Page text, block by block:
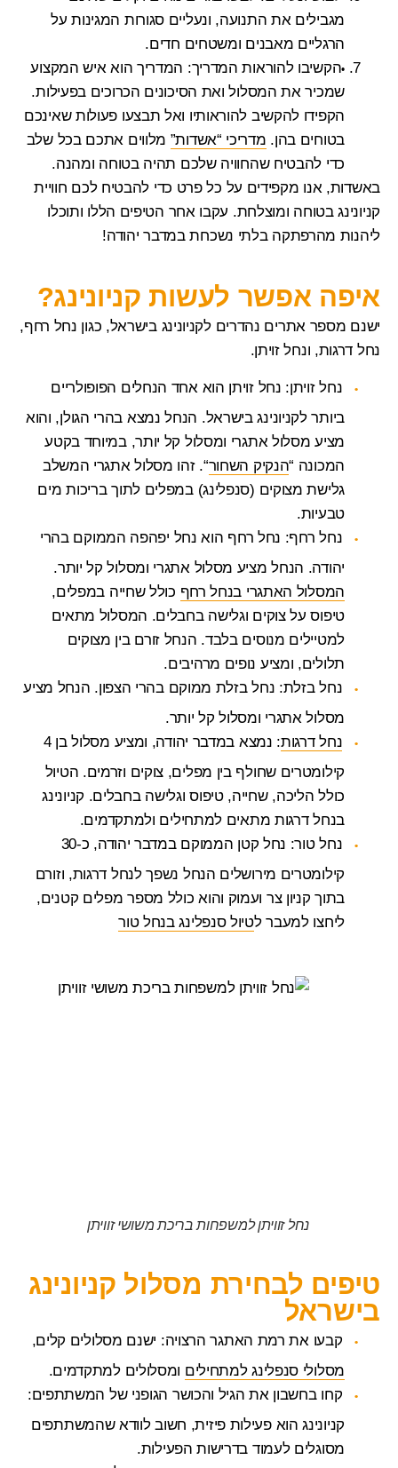
מגבילים את התנועה, ונעליים סגורות המגינות על
הרגליים מאבנים ומשטחים חדים.
הקשיבו להוראות המדריך: המדריך הוא איש המקצוע
שמכיר את המסלול ואת הסיכונים הכרוכים בפעילות.
הקפידו להקשיב להוראותיו ואל תבצעו פעולות שאינכם
בטוחים בהן. מדריכי “אשדות” מלווים אתכם בכל שלב
כדי להבטיח שהחוויה שלכם תהיה בטוחה ומהנה.
באשדות, אנו מקפידים על כל פרט כדי להבטיח לכם חוויית
קניונינג בטוחה ומוצלחת. עקבו אחר הטיפים הללו ותוכלו
ליהנות מהרפתקה בלתי נשכחת במדבר יהודה!
איפה אפשר לעשות קניונינג?
ישנם מספר אתרים נהדרים לקניונינג בישראל, כגון נחל רחף,
נחל דרגות, ונחל זויתן.
נחל זויתן: נחל זויתן הוא אחד הנחלים הפופולריים
ביותר לקניונינג בישראל. הנחל נמצא בהרי הגולן, והוא
מציע מסלול אתגרי ומסלול קל יותר, במיוחד בקטע
המכונה “הנקיק השחור“. זהו מסלול אתגרי המשלב
גלישת מצוקים (סנפלינג) במפלים לתוך בריכות מים
טבעיות.
נחל רחף: נחל רחף הוא נחל יפהפה הממוקם בהרי
יהודה. הנחל מציע מסלול אתגרי ומסלול קל יותר.
המסלול האתגרי בנחל רחף כולל שחייה במפלים,
טיפוס על צוקים וגלישה בחבלים. המסלול מתאים
למטיילים מנוסים בלבד. הנחל זורם בין מצוקים
תלולים, ומציע נופים מרהיבים.
נחל בזלת: נחל בזלת ממוקם בהרי הצפון. הנחל מציע
מסלול אתגרי ומסלול קל יותר.
נחל דרגות
: נמצא במדבר יהודה, ומציע מסלול בן 4
קילומטרים שחולף בין מפלים, צוקים וזרמים. הטיול
כולל הליכה, שחייה, טיפוס וגלישה בחבלים. קניונינג
בנחל דרגות מתאים למתחילים ולמתקדמים.
נחל טור: נחל קטן הממוקם במדבר יהודה, כ-30
קילומטרים מירושלים הנחל נשפך לנחל דרגות, וזורם
בתוך קניון צר ועמוק והוא כולל מספר מפלים קטנים,
ליחצו למעבר לטיול סנפלינג בנחל טור
נחל זוויתן למשפחות בריכת משושי זוויתן
טיפים לבחירת מסלול קניונינג
בישראל
קבעו את רמת האתגר הרצויה: ישנם מסלולים קלים,
מסלולי סנפלינג למתחילים ומסלולים למתקדמים.
קחו בחשבון את הגיל והכושר הגופני של המשתתפים:
קניונינג הוא פעילות פיזית, חשוב לוודא שהמשתתפים
מסוגלים לעמוד בדרישות הפעילות.